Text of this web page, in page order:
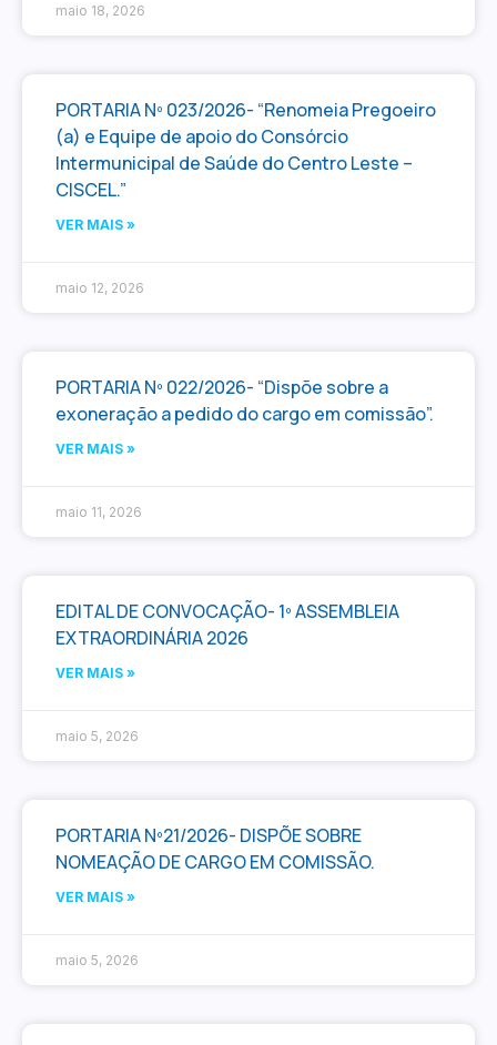
maio 18, 2026
PORTARIA Nº 023/2026- “Renomeia Pregoeiro
(a) e Equipe de apoio do Consórcio
Intermunicipal de Saúde do Centro Leste –
CISCEL.”
VER MAIS »
maio 12, 2026
PORTARIA Nº 022/2026- “Dispõe sobre a
exoneração a pedido do cargo em comissão”.
VER MAIS »
maio 11, 2026
EDITAL DE CONVOCAÇÃO- 1º ASSEMBLEIA
EXTRAORDINÁRIA 2026
VER MAIS »
maio 5, 2026
PORTARIA Nº21/2026- DISPÕE SOBRE
NOMEAÇÃO DE CARGO EM COMISSÃO.
VER MAIS »
maio 5, 2026